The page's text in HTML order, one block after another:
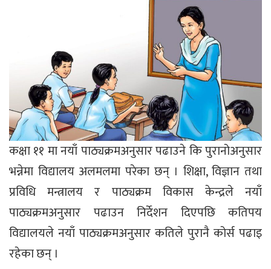
कक्षा ११ मा नयाँ पाठ्यक्रमअनुसार पढाउने कि पुरानोअनुसार
भन्नेमा विद्यालय अलमलमा परेका छन् । शिक्षा, विज्ञान तथा
प्रविधि मन्त्रालय र पाठ्यक्रम विकास केन्द्रले नयाँ
पाठ्यक्रमअनुसार पढाउन निर्देशन दिएपछि कतिपय
विद्यालयले नयाँ पाठ्यक्रमअनुसार कतिले पुरानै कोर्स पढाइ
रहेका छन् ।